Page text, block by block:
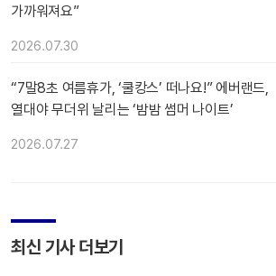
가까워져요”
2026.07.30
“7말8초 여름휴가, ‘쿨캉스’ 떠나요!” 에버랜드,
열대야 무더위 날리는 ‘밤밤 썸머 나이트’
2026.07.27
최신 기사 더보기